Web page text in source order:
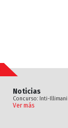
Noticias
Concurso: Inti-
Ver más